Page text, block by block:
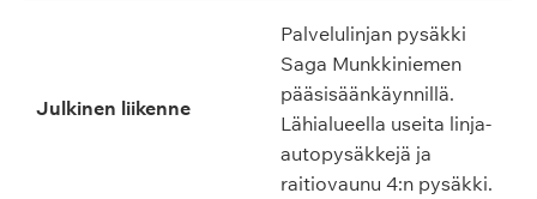
Julkinen liikenne
Palvelulinjan pysäkki
Saga Munkkiniemen
pääsisäänkäynnillä.
Lähialueella useita linja-
autopysäkkejä ja
raitiovaunu 4:n pysäkki.